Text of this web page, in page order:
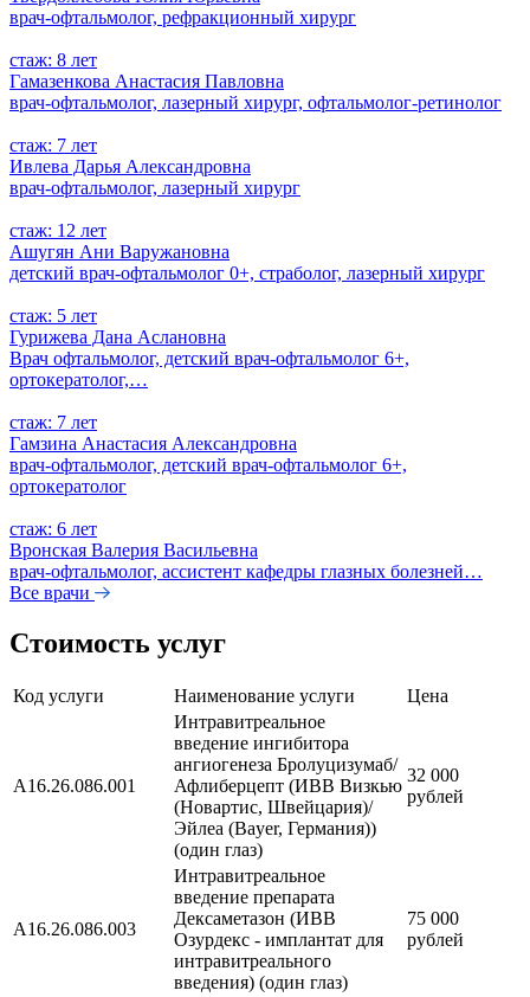
врач-офтальмолог, рефракционный хирург
стаж: 8 лет
Гамазенкова Анастасия Павловна
врач-офтальмолог, лазерный хирург, офтальмолог-ретинолог
стаж: 7 лет
Ивлева Дарья Александровна
врач-офтальмолог, лазерный хирург
стаж: 12 лет
Ашугян Ани Варужановна
детский врач-офтальмолог 0+, страболог, лазерный хирург
стаж: 5 лет
Гурижева Дана Аслановна
Врач офтальмолог, детский врач-офтальмолог 6+,
ортокератолог,…
стаж: 7 лет
Гамзина Анастасия Александровна
врач-офтальмолог, детский врач-офтальмолог 6+,
ортокератолог
стаж: 6 лет
Вронская Валерия Васильевна
врач-офтальмолог, ассистент кафедры глазных болезней…
Все врачи
Стоимость услуг
Код услуги Наименование услуги Цена
А16.26.086.001
Интравитреальное
введение ингибитора
ангиогенеза Бролуцизумаб/
Афлиберцепт (ИВВ Визкью
(Новартис, Швейцария)/
Эйлеа (Bayer, Германия))
(один глаз)
32 000
рублей
А16.26.086.003
Интравитреальное
введение препарата
Дексаметазон (ИВВ
Озурдекс - имплантат для
интравитреального
введения) (один глаз)
75 000
рублей